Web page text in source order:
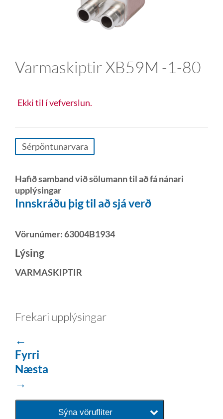
Varmaskiptir XB59M -1-80
Ekki til í vefverslun.
Sérpöntunarvara
Hafið samband við sölumann til að fá nánari
upplýsingar
Innskráðu þig til að sjá verð
Vörunúmer:63004B1934
Lýsing
VARMASKIPTIR
Frekari upplýsingar
←
Fyrri
Næsta
→
Sýna vörufliter